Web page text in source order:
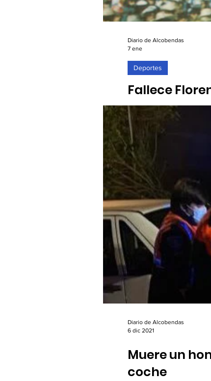
Fallece
07/01/2026. Este 5 de
del Real Madrid)
Deportes
Diario de Alcobendas
7 ene
Muere un
coche
Diario de Alcobendas
6 dic 2021